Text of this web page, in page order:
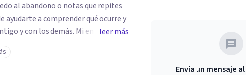
al abandono o notas que repites
ayudarte a comprender qué ocurre y
demás. Mi enfoque es
Trabajo con herramientas que
y, al mismo tiempo, aprender
leer más
Envía un mensaje